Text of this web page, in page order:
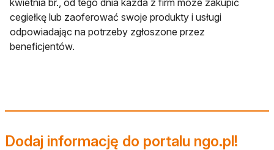
kwietnia br., od tego dnia każda z firm może zakupić
cegiełkę lub zaoferować swoje produkty i usługi
odpowiadając na potrzeby zgłoszone przez
beneficjentów.
Dodaj informację do portalu ngo.pl!